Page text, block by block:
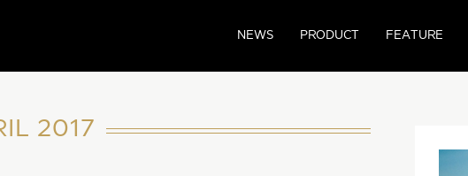
NEWS PRODUCT FEATURE
2017